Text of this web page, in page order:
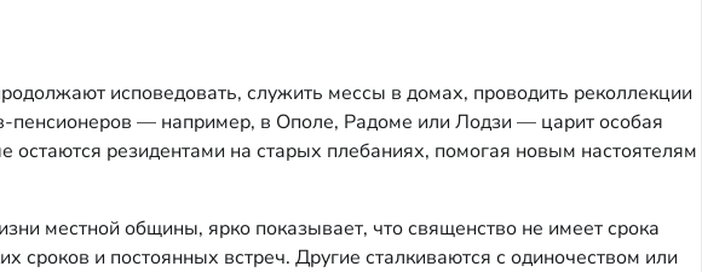
исповедовать, служить мессы в домах, проводить реколлекции
пенсионеров — например, в Ополе, Радоме или Лодзи — царит особая
резидентами на старых плебаниях, помогая новым настоятелям
местной общины, ярко показывает, что священство не имеет срока
и постоянных встреч. Другие сталкиваются с одиночеством или